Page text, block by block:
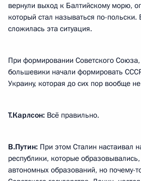
вернули выход к Балтийскому морю,
который стал называться по-
сложилась эта ситуация.
При формировании Советского
большевики начали формировать
Украину, которая до сих пор вообще
Т.Карлсон: Всё правильно.
В.Путин: При этом Сталин настаивал
республики, которые
автономных образований, но почему-